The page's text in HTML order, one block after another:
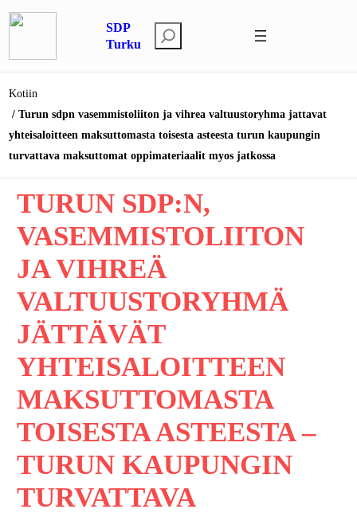
Siirry
sisältöön
SDP
Turku
t
s
Kotiin
Turun sdpn vasemmistoliiton ja vihrea valtuustoryhma jattavat
yhteisaloitteen maksuttomasta toisesta asteesta turun kaupungin
turvattava maksuttomat oppimateriaalit myos jatkossa
TURUN SDP:N,
VASEMMISTOLIITON
JA VIHREÄ
VALTUUSTORYHMÄ
JÄTTÄVÄT
YHTEISALOITTEEN
MAKSUTTOMASTA
TOISESTA ASTEESTA –
TURUN KAUPUNGIN
TURVATTAVA